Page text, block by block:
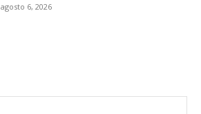
agosto 6, 2026